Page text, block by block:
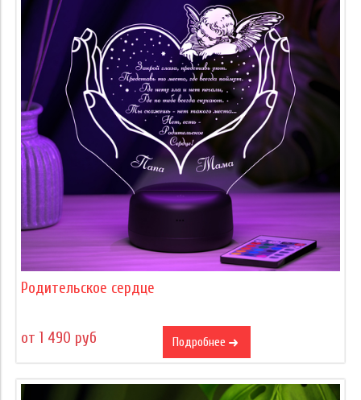
Родительское сердце
от 1 490 руб Подробнее